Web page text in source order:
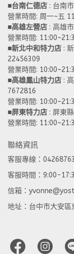
■台南仁德店 : 台南
營業時間: 周一~五
■高雄左營店 : 高雄
營業時間:
■新北中和特力店 :
22456309
營業時間:
■高雄鳳山特力店 :
7672816
營業時間:
■屏東特力店 : 屏東
營業時間:
聯絡資訊
客服專線：
客服時間：9:00-
信箱：
地址：台中市大安